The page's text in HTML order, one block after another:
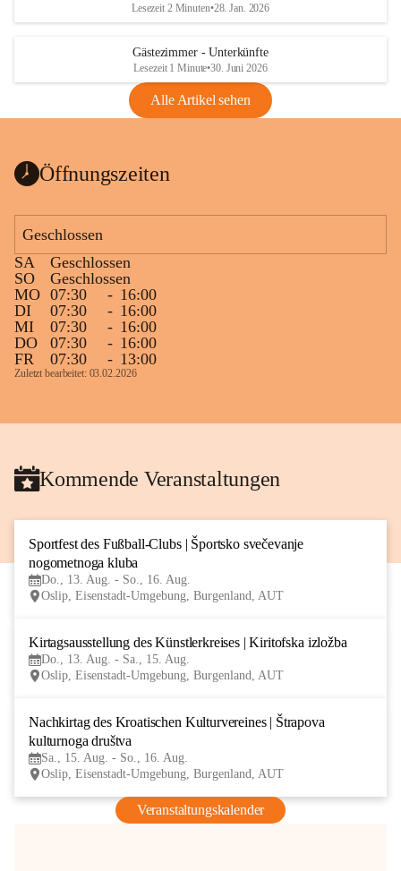
Lesezeit 2 Minuten•28. Jan. 2026
Gästezimmer - Unterkünfte
Lesezeit 1 Minute•30. Juni 2026
Alle Artikel sehen
Öffnungszeiten
Geschlossen
SA
Geschlossen
SO
Geschlossen
MO 07:30 - 16:00
DI
07:30 - 16:00
MI
07:30 - 16:00
DO
07:30 - 16:00
FR
07:30 - 13:00
Zuletzt bearbeitet: 03.02.2026
Kommende Veranstaltungen
Sportfest des Fußball-Clubs | Športsko svečevanje
nogometnoga kluba
Do., 13. Aug. - So., 16. Aug.
Oslip, Eisenstadt-Umgebung, Burgenland, AUT
Kirtagsausstellung des Künstlerkreises | Kiritofska izložba
Do., 13. Aug. - Sa., 15. Aug.
Oslip, Eisenstadt-Umgebung, Burgenland, AUT
Nachkirtag des Kroatischen Kulturvereines | Štrapova
kulturnoga društva
Sa., 15. Aug. - So., 16. Aug.
Oslip, Eisenstadt-Umgebung, Burgenland, AUT
Veranstaltungskalender